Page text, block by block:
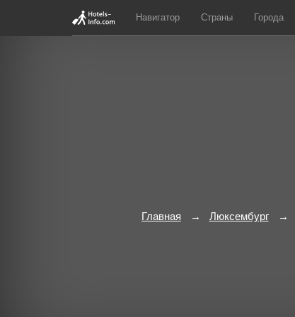
Навигатор Страны Города
Главная Люксембург